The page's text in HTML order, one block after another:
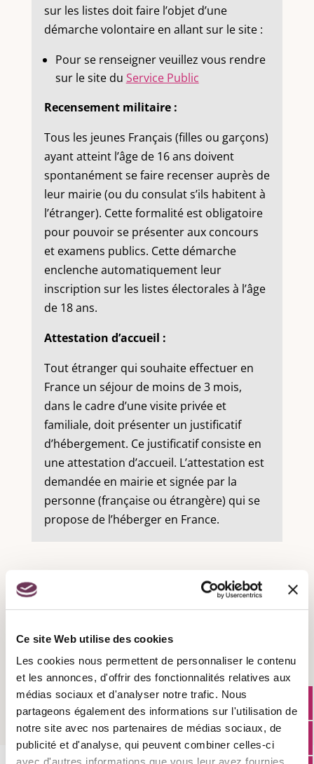
Ce site Web utilise des cookies
Les cookies nous permettent de personnaliser le contenu
et les annonces, d'offrir des fonctionnalités relatives aux
médias sociaux et d'analyser notre trafic. Nous
partageons également des informations sur l'utilisation de
notre site avec nos partenaires de médias sociaux, de
publicité et d'analyse, qui peuvent combiner celles-ci
sur les listes doit faire l’objet d’une
démarche volontaire en allant sur le site :
Pour se renseigner veuillez vous rendre
sur le site du Service Public
Recensement militaire :
Tous les jeunes Français (filles ou garçons)
ayant atteint l’âge de 16 ans doivent
spontanément se faire recenser auprès de
leur mairie (ou du consulat s’ils habitent à
l’étranger). Cette formalité est obligatoire
pour pouvoir se présenter aux concours
et examens publics. Cette démarche
enclenche automatiquement leur
inscription sur les listes électorales à l’âge
de 18 ans.
Attestation d’accueil :
Tout étranger qui souhaite effectuer en
France un séjour de moins de 3 mois,
dans le cadre d’une visite privée et
familiale, doit présenter un justificatif
d’hébergement. Ce justificatif consiste en
une attestation d’accueil. L’attestation est
demandée en mairie et signée par la
personne (française ou étrangère) qui se
propose de l’héberger en France.
Attestation d'accueil :